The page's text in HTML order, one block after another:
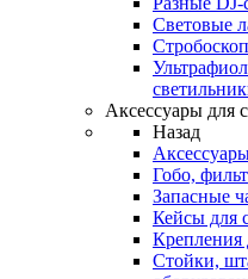
Световые
Аксессуары для
Назад
Гобо,
Запасные
Кейсы для
Крепления
Стойки,